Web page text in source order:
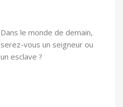
Dans le monde de demain,
serez-vous un seigneur ou
un esclave ?